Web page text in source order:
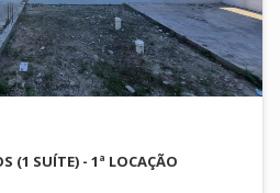
(1 SUÍTE) - 1ª LOCAÇÃO